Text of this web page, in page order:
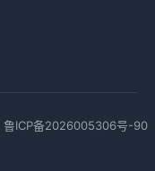
鲁ICP备2026005306号-90